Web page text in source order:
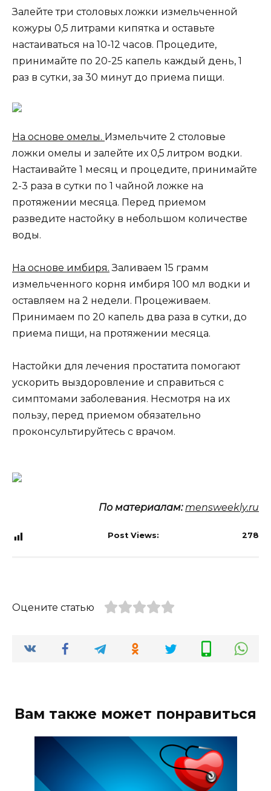
Залейте три столовых ложки измельченной
кожуры 0,5 литрами кипятка и оставьте
настаиваться на 10-12 часов. Процедите,
принимайте по 20-25 капель каждый день, 1
раз в сутки, за 30 минут до приема пищи.
На основе омелы. Измельчите 2 столовые
ложки омелы и залейте их 0,5 литром водки.
Настаивайте 1 месяц и процедите, принимайте
2-3 раза в сутки по 1 чайной ложке на
протяжении месяца. Перед приемом
разведите настойку в небольшом количестве
воды.
На основе имбиря. Заливаем 15 грамм
измельченного корня имбиря 100 мл водки и
оставляем на 2 недели. Процеживаем.
Принимаем по 20 капель два раза в сутки, до
приема пищи, на протяжении месяца.
Настойки для лечения простатита помогают
ускорить выздоровление и справиться с
симптомами заболевания. Несмотря на их
пользу, перед приемом обязательно
проконсультируйтесь с врачом.
По материалам: mensweekly.ru
Post Views: 278
Оцените статью
Вам также может понравиться